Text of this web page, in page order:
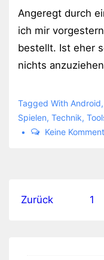
Angeregt durch
ich mir
bestellt. Ist eher
nichts
Tagged With Android,
Spielen, Technik,
Keine
Zurück 1